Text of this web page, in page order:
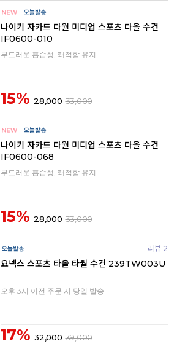
나이키 자카드 타월 미디엄 스포츠 타올 수건
IF0600-010
부드러운 흡습성, 쾌적함 유지
15% 28,000 33,000
나이키 자카드 타월 미디엄 스포츠 타올 수건
IF0600-068
부드러운 흡습성, 쾌적함 유지
15% 28,000 33,000
리뷰 2
요넥스 스포츠 타올 타월 수건 239TW003U
오후 3시 이전 주문 시 당일 발송
17% 32,000 39,000